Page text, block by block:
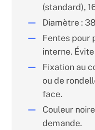
(standard),
Diamètre :
Fentes pour
interne.
Fixation au
ou de
face.
Couleur
demande.